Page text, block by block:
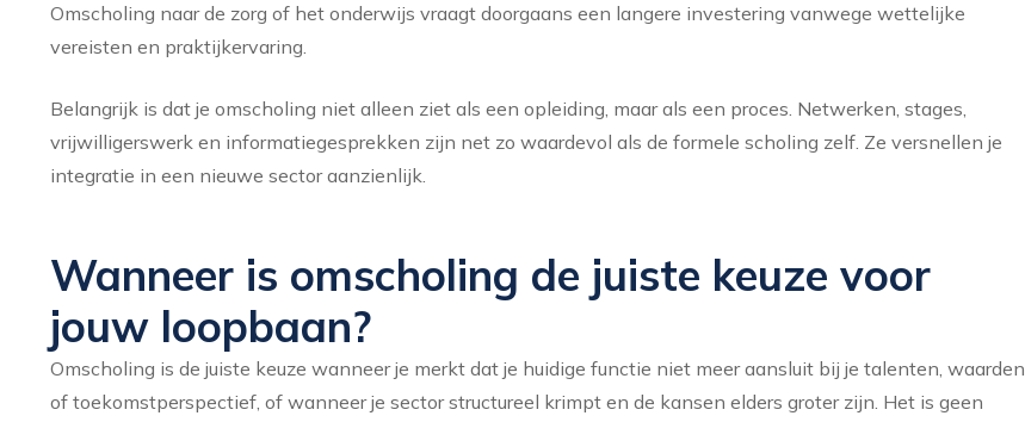
Omscholing naar de zorg of het onderwijs vraagt doorgaans een langere investering vanwege wettelijke
vereisten en praktijkervaring.
Belangrijk is dat je omscholing niet alleen ziet als een opleiding, maar als een proces. Netwerken, stages,
vrijwilligerswerk en informatiegesprekken zijn net zo waardevol als de formele scholing zelf. Ze versnellen je
integratie in een nieuwe sector aanzienlijk.
Wanneer is omscholing de juiste keuze voor
jouw loopbaan?
Omscholing is de juiste keuze wanneer je merkt dat je huidige functie niet meer aansluit bij je talenten, waarden
of toekomstperspectief, of wanneer je sector structureel krimpt en de kansen elders groter zijn. Het is geen